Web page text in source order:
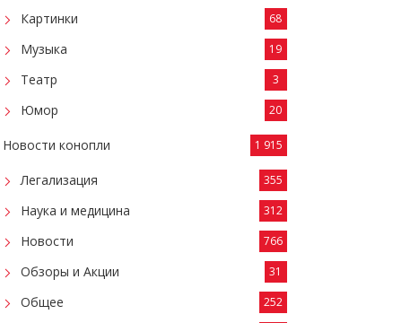
Картинки 68
Музыка 19
Театр 3
Юмор 20
Новости конопли 1 915
Легализация 355
Наука и медицина 312
Новости 766
Обзоры и Акции 31
Общее 252